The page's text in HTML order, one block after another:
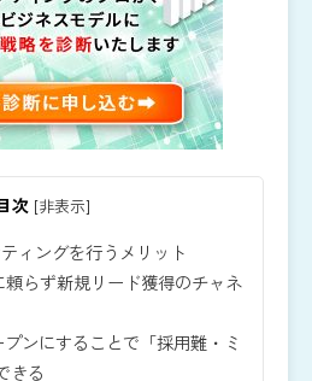
次 [非表示]
ィングを行うメリット
頼らず新規リード獲得のチャネ
ンにすることで「採用難・ミ
きる